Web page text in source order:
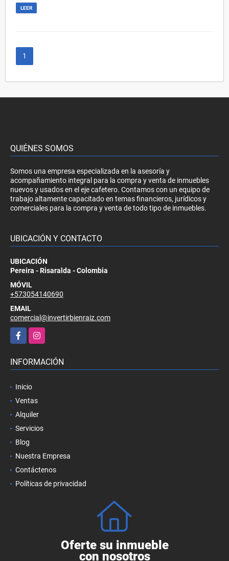
LEER
1
QUIÉNES SOMOS
Somos una empresa especializada en la asesoría y
acompañamiento integral para la compra y venta de inmuebles
nuevos y usados en el eje cafetero. Contamos con un equipo de
trabajo altamente capacitado en temas financieros, jurídicos y
comerciales para la compra y venta de todo tipo de inmuebles.
UBICACIÓN
Pereira - Risaralda - Colombia
MÓVIL
+573054140690
EMAIL
comercial@invertirbienraiz.com
FacebookInstagram
Inicio
Ventas
Alquiler
Servicios
Blog
Nuestra Empresa
Contáctenos
Oferte su inmueble